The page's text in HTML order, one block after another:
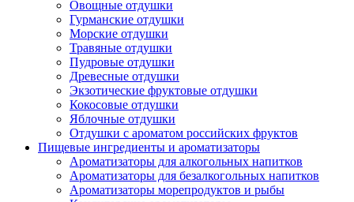
Овощные отдушки
Гурманские отдушки
Морские отдушки
Травяные отдушки
Пудровые отдушки
Древесные отдушки
Экзотические фруктовые отдушки
Кокосовые отдушки
Яблочные отдушки
Отдушки с ароматом российских фруктов
Пищевые ингредиенты и ароматизаторы
Ароматизаторы для алкогольных напитков
Ароматизаторы для безалкогольных напитков
Ароматизаторы морепродуктов и рыбы